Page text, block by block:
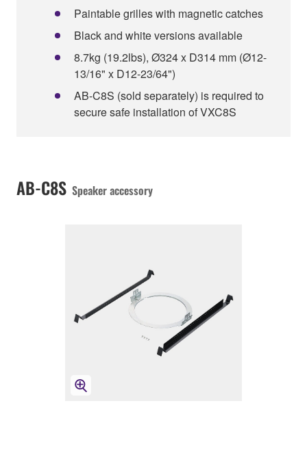
Paintable grilles with magnetic catches
Black and white versions available
8.7kg (19.2lbs), Ø324 x D314 mm (Ø12-
13/16" x D12-23/64")
AB-C8S (sold separately) is required to
secure safe installation of VXC8S
AB-C8S Speaker accessory